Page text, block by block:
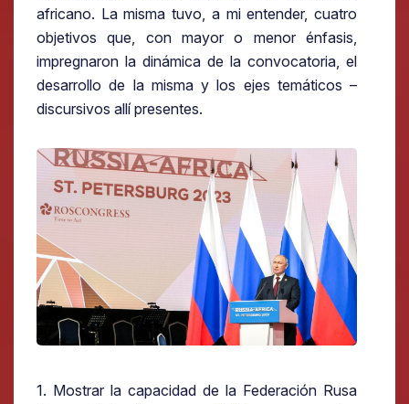
africano. La misma tuvo, a mi entender, cuatro
objetivos que, con mayor o menor énfasis,
impregnaron la dinámica de la convocatoria, el
desarrollo de la misma y los ejes temáticos –
discursivos allí presentes.
1. Mostrar la capacidad de la Federación Rusa